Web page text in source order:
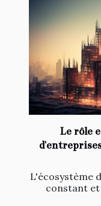
Le rôle
L'écosystème
constant